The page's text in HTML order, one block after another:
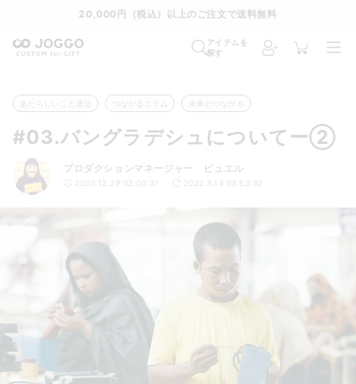
20,000円（税込）以上のご注文で送料無料
アイテムを
探す
あたらしいこと通信 つながるコラム 未来とつながる
#03.バングラデシュについてー②
プロダクションマネージャー ビュエル
2020.12.29 02:00:37 2022.3.14 03:53:32